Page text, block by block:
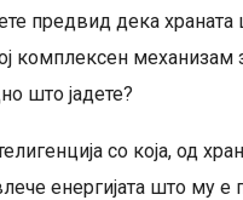
предвид дека храната
комплексен механизам
што јадете?
со која, од
енергијата што му